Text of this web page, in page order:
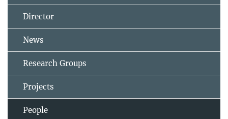
Director
News
Research Groups
Projects
People